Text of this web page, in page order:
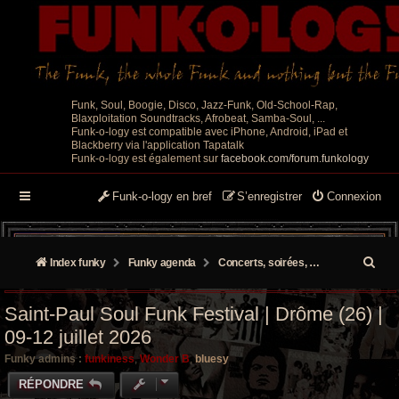
Funk, Soul, Boogie, Disco, Jazz-Funk, Old-School-Rap,
Blaxploitation Soundtracks, Afrobeat, Samba-Soul, ...
Funk-o-logy est compatible avec iPhone, Android, iPad et
Blackberry via l'application Tapatalk
Funk-o-logy est également sur facebook.com/forum.funkology
Connexion
S’enregistrer
Funk-o-logy en bref
Index funky Funky agenda Concerts, soirées, événements
e
Saint-Paul Soul Funk Festival | Drôme (26) |
09-12 juillet 2026
Funky admins : funkiness,Wonder B,bluesy
RÉPONDRE